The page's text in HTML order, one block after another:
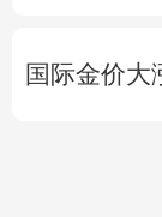
国际金价大